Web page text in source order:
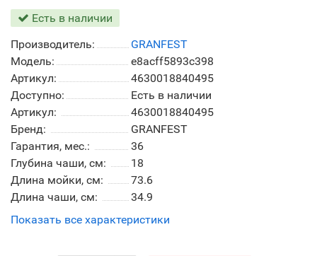
Есть в наличии
Производитель:
GRANFEST
Модель:
e8acff5893c398
Артикул:
4630018840495
Доступно:
Есть в наличии
Артикул:
4630018840495
Бренд:
GRANFEST
Гарантия, мес.:
36
Глубина чаши, см:
18
Длина мойки, см:
73.6
Длина чаши, см:
34.9
Показать все характеристики